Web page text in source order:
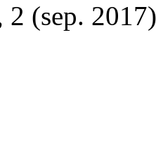
2 (sep.